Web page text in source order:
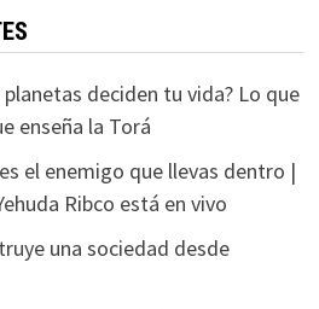
planetas deciden tu vida? Lo que
enseña la Torá
el enemigo que llevas dentro |
Ribco está en vivo
una sociedad desde